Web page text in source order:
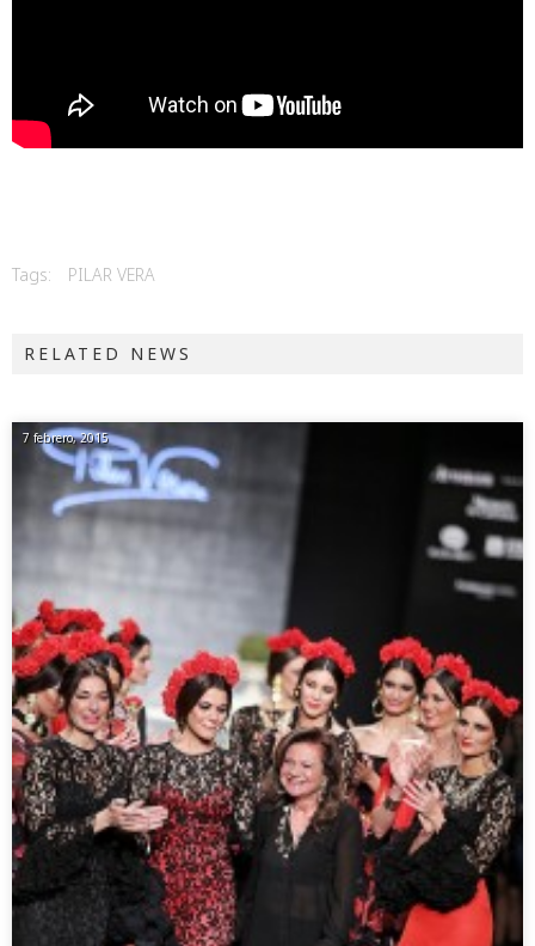
Tags: PILAR VERA
RELATED NEWS
7 febrero, 2015